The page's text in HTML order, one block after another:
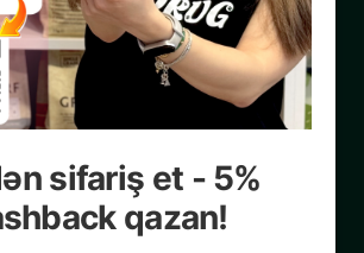
sifariş et - 5%
qazan!